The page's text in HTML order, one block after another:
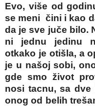
Evo, više od
se meni čini i kao
da je sve juče bilo.
ni jednu jedinu
otkako je otišla, a
je u našoj sobi,
gde smo život
nosi tacnu, sa
onog od belih